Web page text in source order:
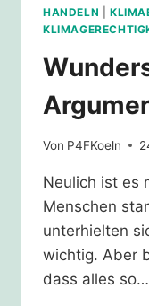
HANDELN
Von P4FKoeln
Neulich ist es
Menschen
unterhielten
wichtig. Aber
dass alles so…